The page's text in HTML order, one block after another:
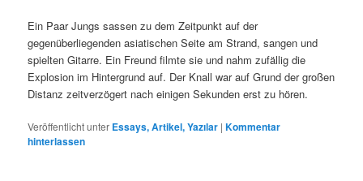
Ein Paar Jungs sassen zu dem Zeitpunkt auf der
gegenüberliegenden asiatischen Seite am Strand, sangen und
spielten Gitarre. Ein Freund filmte sie und nahm zufällig die
Explosion im Hintergrund auf. Der Knall war auf Grund der großen
Distanz zeitverzögert nach einigen Sekunden erst zu hören.
Veröffentlicht unter Essays, Artikel, Yazılar |Kommentar
hinterlassen